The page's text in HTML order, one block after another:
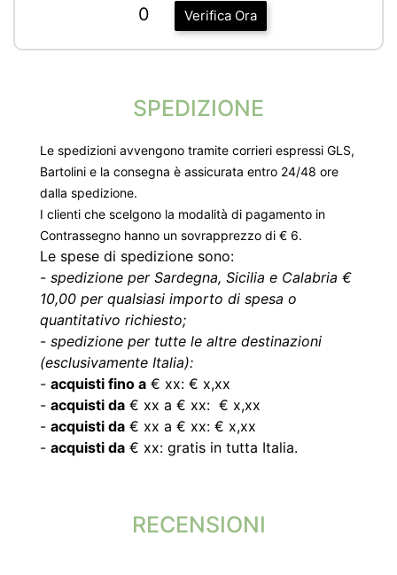
Verifica Ora
0
SPEDIZIONE
Le spedizioni avvengono tramite corrieri espressi GLS,
Bartolini e la consegna è assicurata entro 24/48 ore
dalla spedizione.
I clienti che scelgono la modalità di pagamento in
Contrassegno hanno un sovrapprezzo di € 6.
Le spese di spedizione sono:
- spedizione per Sardegna, Sicilia e Calabria €
10,00 per qualsiasi importo di spesa o
quantitativo richiesto;
- spedizione per tutte le altre destinazioni
(esclusivamente Italia):
- acquisti fino a € xx: € x,xx
- acquisti da € xx a € xx: € x,xx
- acquisti da € xx a € xx: € x,xx
- acquisti da € xx: gratis in tutta Italia.
RECENSIONI